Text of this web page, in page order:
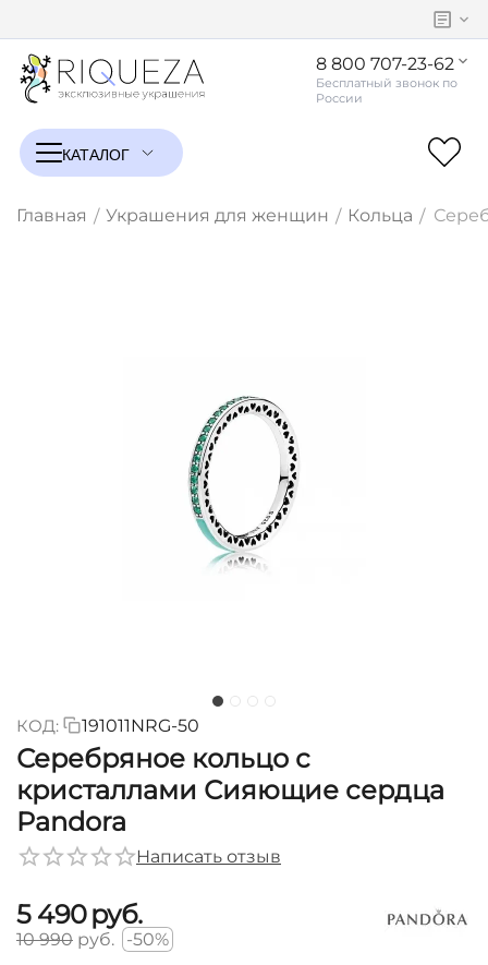
8 800 707-23-62
Главная / Украшения для женщин / Кольца /
КОД: 191011NRG-50
Серебряное кольцо с
кристаллами Сияющие сердца
Pandora
Написать отзыв
5 490руб.
10 990 руб.
-50%